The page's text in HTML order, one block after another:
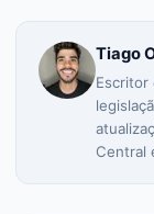
Tiago
Escritor
Central